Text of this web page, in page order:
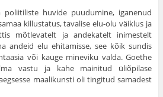
poliitiliste huvide puudumine, iganenud
kil­lustatus, tavalise elu-olu väiklus ja
mõtlevatelt ja andekatelt inimestelt
andeid elu ehitamisse, see kõik sundis
või kauge mineviku valda. Goethe
vastu ja kahe mainitud üliõpilase
maalikunsti oli tingitud samadest